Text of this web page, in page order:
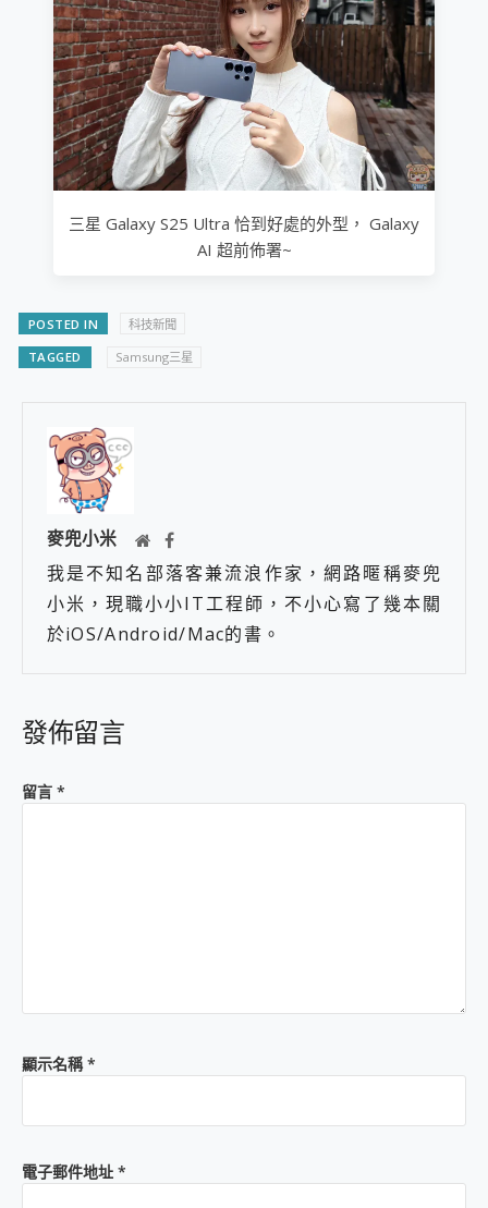
三星 Galaxy S25 Ultra 恰到好處的外型， Galaxy
AI 超前佈署~
POSTED IN 科技新聞
TAGGED Samsung三星
麥兜小米
我是不知名部落客兼流浪作家，網路暱稱麥兜
小米，現職小小IT工程師，不小心寫了幾本關
於iOS/Android/Mac的書。
發佈留言
留言 *
顯示名稱*
電子郵件地址 *